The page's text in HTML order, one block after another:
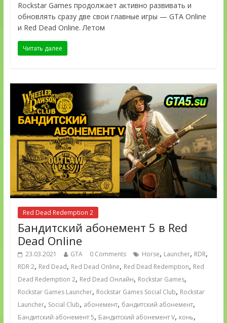
Rockstar Games продолжает активно развивать и
обновлять сразу две свои главные игры — GTA Online
и Red Dead Online. Летом
Читать далее
Red Dead Redemption 2
Бандитский абонемент 5 в Red
Dead Online
23.03.2021 GTA 0 Comments Horse, Launcher, RDR,
RDR 2, Red Dead, Red Dead Online, Red Dead Redemption, Red
Dead Redemption 2, Red Dead Онлайн, Rockstar Games,
Rockstar Games Launcher, Rockstar Games Social Club, Rockstar
Launcher, Social Club, абонемент, бандитский абонемент,
Бандитский абонемент 5, Бандитский абонемент V, конь,